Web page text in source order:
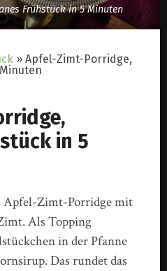
Frühstück in 5 Minuten
»Apfel-Zimt-Porridge,
in 5
Apfel-Zimt-Porridge mit
Als Topping
in der Pfanne
Das rundet das